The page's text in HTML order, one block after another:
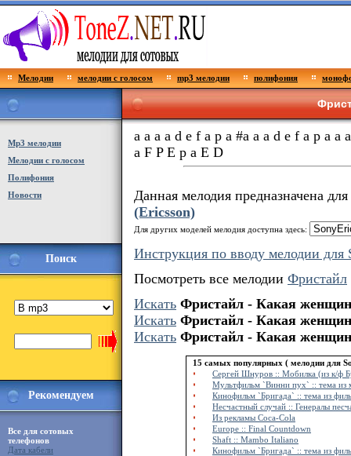
Мелодии мелодии с голосом mp3 мелодии полифония
Мp3 мелодии
Мелодии с голосом
Полифония
Новости
Поиск
Рекомендуем
Все для сотовых
телефонов
Дата кабели
a a a a d e f a p a #a a a d e f a p a a
a F P E p a E D
Данная мелодия предназначена
(Ericsson)
Для других моделей мелодия доступна здесь:
Инструкция по вводу мелодии для
Посмотреть все мелодии Фристайл
Искать Фристайл - Какая
Искать Фристайл - Какая
Искать Фристайл - Какая
15 самых популярных ( мелодии для
Сергей Шнуров :: Мобилка (из к/ф
Мультфильм `Винни пух` :: тема из
Кинофильм `Бригада` :: тема из
Несчастный случай :: Генералы
Из рекламы Coca-Cola
Europe :: Final Countdown
Shaft :: Mambo Italiano
Кинофильм `Бригада` :: тема из